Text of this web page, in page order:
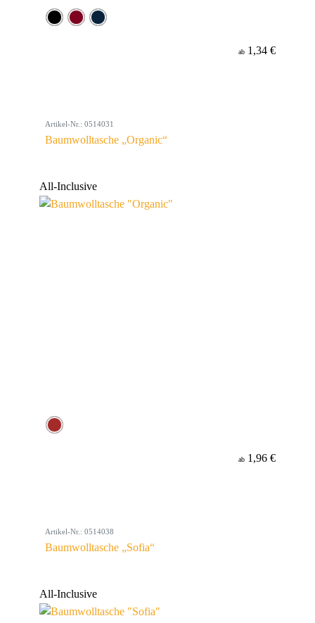
ab 1,34 €
Artikel-Nr.: 0514031
Baumwolltasche „Organic“
All-Inclusive
ab 1,96 €
Artikel-Nr.: 0514038
Baumwolltasche „Sofia“
All-Inclusive